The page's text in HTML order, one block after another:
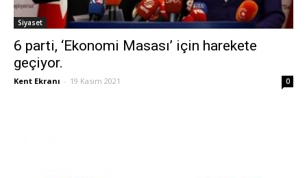
Siyaset
6 parti, ‘Ekonomi Masası’ için harekete
geçiyor.
Kent Ekranı - 19 Kasım 2021 0